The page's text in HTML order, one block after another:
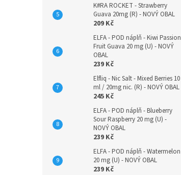
K#RA ROCKET - Strawberry
Guava 20mg (R) - NOVÝ OBAL
209 Kč
ELFA - POD náplň - Kiwi Passion
Fruit Guava 20 mg (U) - NOVÝ
OBAL
239 Kč
Elfliq - Nic Salt - Mixed Berries 10
ml / 20mg nic. (R) - NOVÝ OBAL
245 Kč
ELFA - POD náplň - Blueberry
Sour Raspberry 20 mg (U) -
NOVÝ OBAL
239 Kč
ELFA - POD náplň - Watermelon
20 mg (U) - NOVÝ OBAL
239 Kč